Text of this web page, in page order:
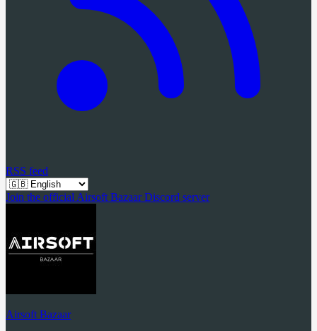
RSS feed
Join the official Airsoft Bazaar Discord server
Airsoft Bazaar